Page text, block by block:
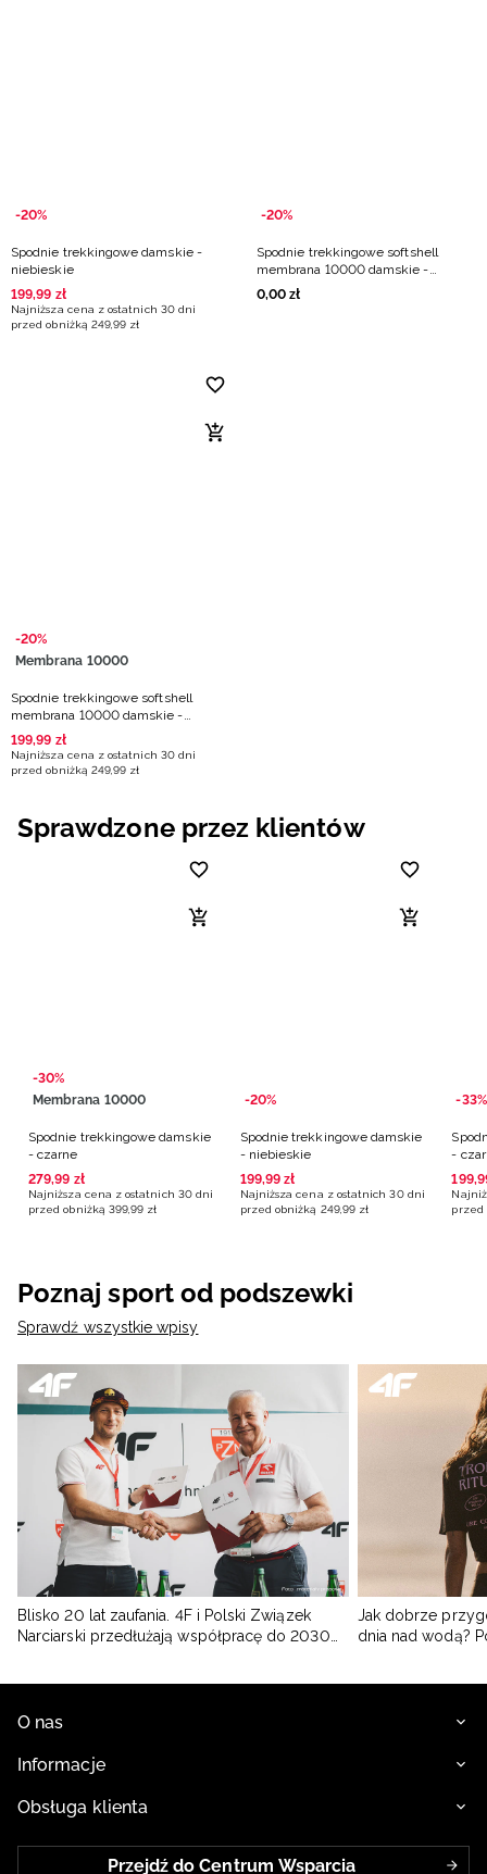
-20%
Spodnie trekkingowe damskie -
niebieskie
199,99 zł
Najniższa cena z ostatnich 30 dni
przed obniżką 249,99 zł
-20%
Spodnie trekkingowe softshell
membrana 10000 damskie -
niebieskie
0,00 zł
-20%
Membrana 10000
Spodnie trekkingowe softshell
membrana 10000 damskie -
granatowe
199,99 zł
Najniższa cena z ostatnich 30 dni
przed obniżką 249,99 zł
Sprawdzone przez klientów
-30%
Membrana 10000
Spodnie trekkingowe damskie
- czarne
279,99 zł
Najniższa cena z ostatnich 30 dni
przed obniżką 399,99 zł
-20%
Spodnie trekkingowe damskie
- niebieskie
199,99 zł
Najniższa cena z ostatnich 30 dni
przed obniżką 249,99 zł
-33%
-
199,
przed
Poznaj sport od podszewki
Sprawdź wszystkie wpisy
Blisko 20 lat zaufania. 4F i Polski Związek
Narciarski przedłużają współpracę do 2030
Jak dobrze
dnia nad wodą?
O nas
Informacje
Obsługa klienta
Przejdź do Centrum Wsparcia